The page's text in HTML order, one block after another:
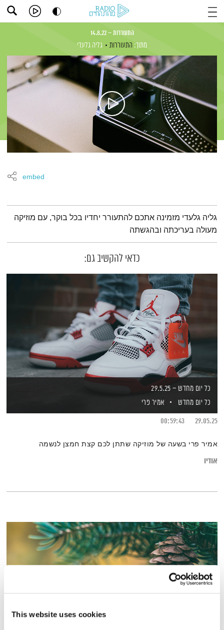
This website uses cookies
התעוררות – 14.8.22
מתוך: התעוררות גליה גלעדי
embed
תמצית הפודקאסט
גליה גלעדי מזמינה אתכם להתעורר יחדיו בכל בוקר, עם מוזיקה
מעולה בעריכתה ובהגשתה
כדאי להקשיב גם:
כל יום מחדש – 29.5.25
כל יום מחדש
אמיר פרי
29.05.25
00:59:43
אמיר פרי בשעה של מוזיקה שתתן לכם קצת חמצן לנשמה
אודיו